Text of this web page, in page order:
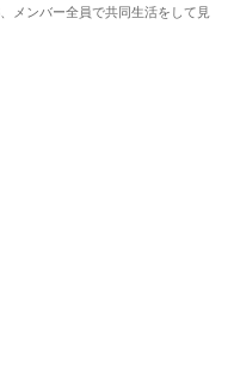
メンバー全員で共同生活をして見